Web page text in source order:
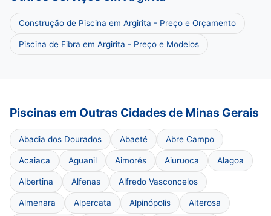
Construção de Piscina em Argirita - Preço e Orçamento
Piscina de Fibra em Argirita - Preço e Modelos
Piscinas em Outras Cidades de Minas Gerais
Abadia dos Dourados Abaeté Abre Campo
Acaiaca Aguanil Aimorés Aiuruoca Alagoa
Albertina Alfenas Alfredo Vasconcelos
Almenara Alpercata Alpinópolis Alterosa